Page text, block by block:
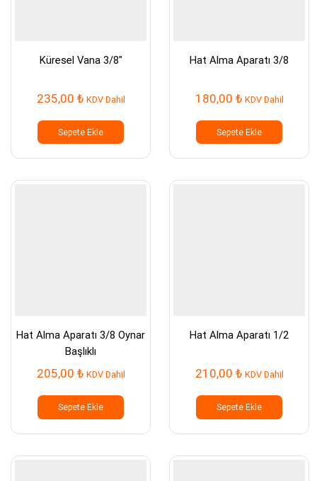
Küresel Vana 3/8″
235,00 ₺ KDV Dahil
Sepete Ekle
Hat Alma Aparatı 3/8
180,00 ₺ KDV Dahil
Sepete Ekle
Hat Alma Aparatı 3/8 Oynar
Başlıklı
205,00 ₺ KDV Dahil
Sepete Ekle
Hat Alma Aparatı 1/2
210,00 ₺ KDV Dahil
Sepete Ekle